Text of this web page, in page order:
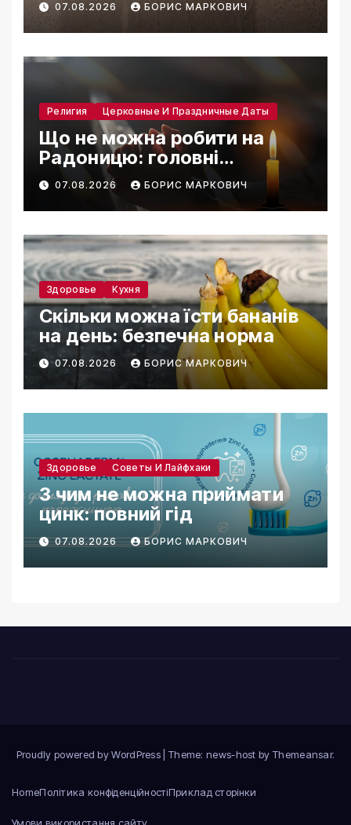
07.08.2026 БОРИС МАРКОВИЧ
Религия Церковные И Праздничные Даты
Що не можна робити на
Радоницю: головні
заборони дня
07.08.2026 БОРИС МАРКОВИЧ
Здоровье Кухня
Скільки можна їсти бананів
на день: безпечна норма
07.08.2026 БОРИС МАРКОВИЧ
Здоровье Советы И Лайфхаки
З чим не можна приймати
цинк: повний гід
07.08.2026 БОРИС МАРКОВИЧ
Proudly powered by WordPress Theme: news-host by Themeansar.
HomeПолітика конфіденційностіПриклад сторінки